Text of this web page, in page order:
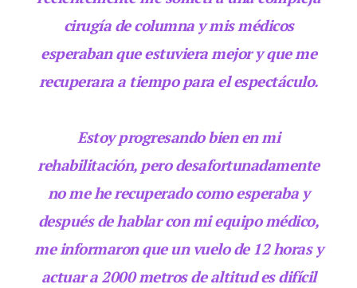
cirugía de columna y mis médicos
esperaban que estuviera mejor y que me
recuperara a tiempo para el espectáculo.
Estoy progresando bien en mi
rehabilitación, pero desafortunadamente
no me he recuperado como esperaba y
después de hablar con mi equipo médico,
me informaron que un vuelo de 12 horas y
actuar a 2000 metros de altitud es difícil